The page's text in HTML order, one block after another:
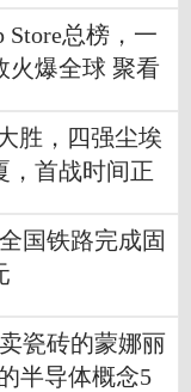
Store总榜，一
火爆全球 聚看
胜，四强尘埃
，首战时间正
国铁路完成固
瓷砖的蒙娜丽
半导体概念5